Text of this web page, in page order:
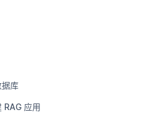
库
RAG 应用